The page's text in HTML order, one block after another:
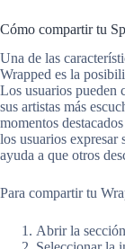
Cómo compartir tu
Una de las
Wrapped es la
Los usuarios pueden
sus artistas más
momentos
los usuarios expresar
ayuda a que otros
Para compartir tu
Abrir la